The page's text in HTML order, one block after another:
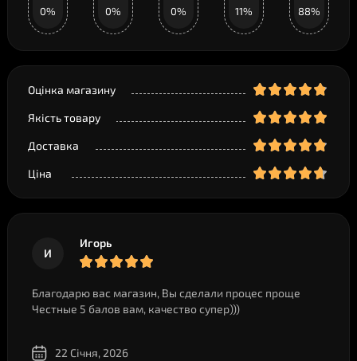
0% 0% 0% 11% 88%
Оцінка магазину
Якість товару
Доставка
Ціна
И
Игорь
Благодарю вас магазин, Вы сделали процес проще
Честные 5 балов вам, качество супер)))
22 Січня, 2026